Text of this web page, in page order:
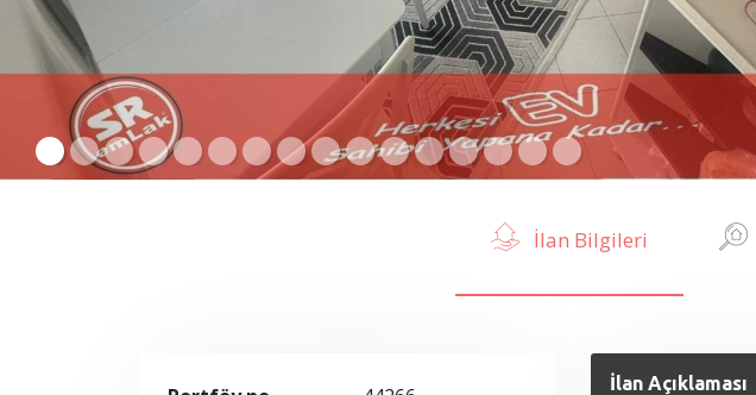
İlan Bilgileri
İlan Açıklaması